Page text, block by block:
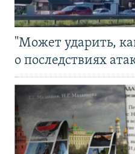
"Может ударить,
о последствиях